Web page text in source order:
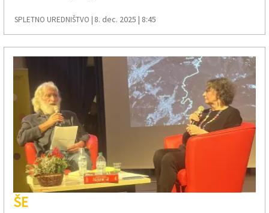
SPLETNO UREDNIŠTVO | 8. dec. 2025 | 8:45
ŠE